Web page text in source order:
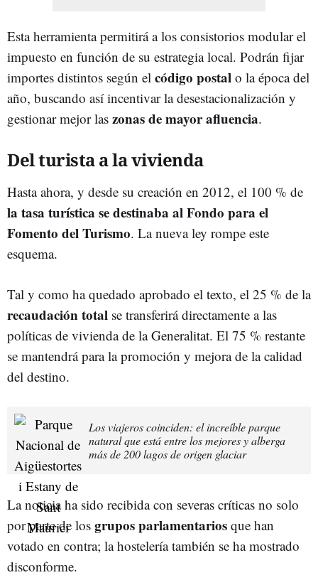
Esta herramienta permitirá a los consistorios modular el
impuesto en función de su estrategia local. Podrán fijar
importes distintos según el código postal o la época del
año, buscando así incentivar la desestacionalización y
gestionar mejor las zonas de mayor afluencia.
Del turista a la vivienda
Hasta ahora, y desde su creación en 2012, el 100 % de
la tasa turística se destinaba al Fondo para el
Fomento del Turismo. La nueva ley rompe este
esquema.
Tal y como ha quedado aprobado el texto, el 25 % de la
recaudación total se transferirá directamente a las
políticas de vivienda de la Generalitat. El 75 % restante
se mantendrá para la promoción y mejora de la calidad
del destino.
Los viajeros coinciden: el increíble parque
natural que está entre los mejores y alberga
más de 200 lagos de origen glaciar
La noticia ha sido recibida con severas críticas no solo
por parte de los grupos parlamentarios que han
votado en contra; la hostelería también se ha mostrado
disconforme.